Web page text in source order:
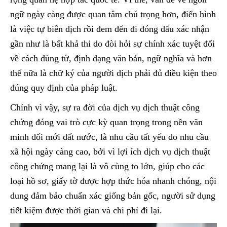
ngữ ngày càng được quan tâm chú trọng hơn, điển hình
là việc tự biên dịch rồi đem đến đi đóng dấu xác nhận
gần như là bất khả thi do đòi hỏi sự chính xác tuyệt đối
về cách dùng từ, định dạng văn bản, ngữ nghĩa và hơn
thế nữa là chữ ký của người dịch phải đủ điều kiện theo
đúng quy định của pháp luật.
Chính vì vậy, sự ra đời của dịch vụ dịch thuật công
chứng đóng vai trò cực kỳ quan trọng trong nền văn
minh đổi mới đất nước, là nhu cầu tất yếu do nhu cầu
xã hội ngày càng cao, bởi vì lợi ích dịch vụ dịch thuật
công chứng mang lại là vô cùng to lớn, giúp cho các
loại hồ sơ, giấy tờ được hợp thức hóa nhanh chóng, nội
dung đảm bảo chuẩn xác giống bản gốc, người sử dụng
tiết kiệm được thời gian và chi phí đi lại.